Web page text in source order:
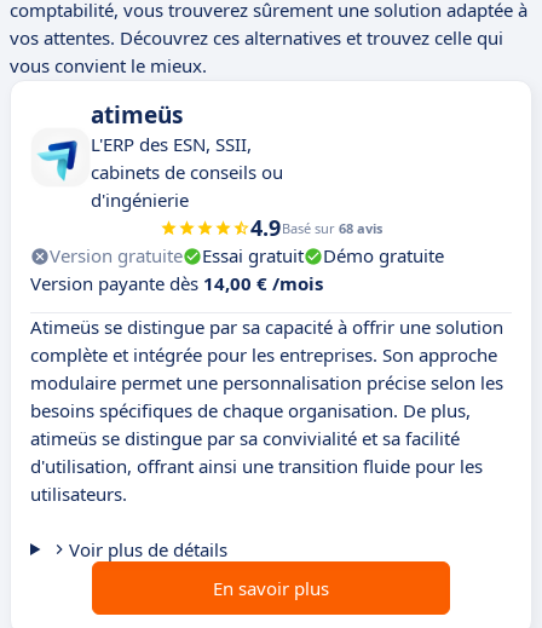
comptabilité, vous trouverez sûrement une solution adaptée à
vos attentes. Découvrez ces alternatives et trouvez celle qui
vous convient le mieux.
atimeüs
L'ERP des ESN, SSII,
cabinets de conseils ou
d'ingénierie
4.9Basé sur 68 avis
Version gratuite Essai gratuit
Démo gratuite
Version payante dès 14,00 € /mois
Atimeüs se distingue par sa capacité à offrir une solution
complète et intégrée pour les entreprises. Son approche
modulaire permet une personnalisation précise selon les
besoins spécifiques de chaque organisation. De plus,
atimeüs se distingue par sa convivialité et sa facilité
d'utilisation, offrant ainsi une transition fluide pour les
utilisateurs.
Voir plus de détails
En savoir plus